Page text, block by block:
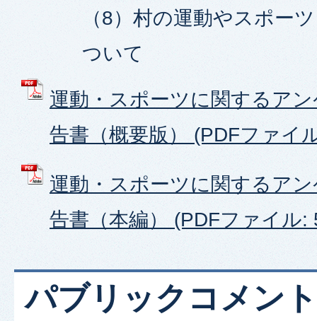
（8）村の運動やスポー
ついて
運動・スポーツに関するア
告書（概要版） (PDFファイ
運動・スポーツに関するア
告書（本編） (PDFファイル:
パブリックコメン